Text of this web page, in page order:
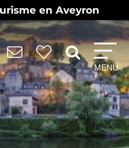
en Aveyron
MENU